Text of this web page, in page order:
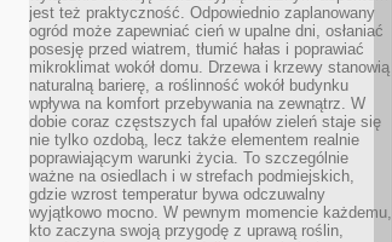
jest też praktyczność. Odpowiednio zaplanowany
ogród może zapewniać cień w upalne dni, osłaniać
posesję przed wiatrem, tłumić hałas i poprawiać
mikroklimat wokół domu. Drzewa i krzewy stanowią
naturalną barierę, a roślinność wokół budynku
wpływa na komfort przebywania na zewnątrz. W
dobie coraz częstszych fal upałów zieleń staje się
nie tylko ozdobą, lecz także elementem realnie
poprawiającym warunki życia. To szczególnie
ważne na osiedlach i w strefach podmiejskich,
gdzie wzrost temperatur bywa odczuwalny
wyjątkowo mocno. W pewnym momencie każdemu,
kto zaczyna swoją przygodę z uprawą roślin,